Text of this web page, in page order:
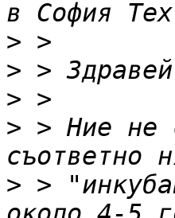
>
>
>
> > Ние не
> >